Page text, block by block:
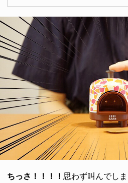
ちっさ！！！！ 思わず叫んでし